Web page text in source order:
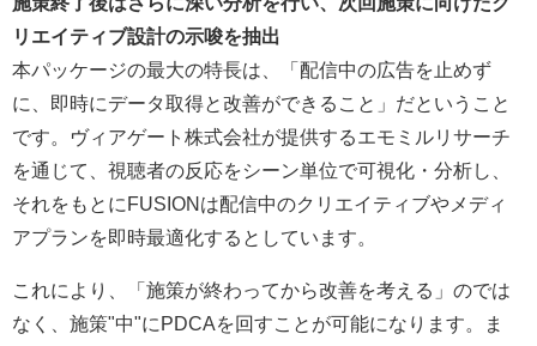
リエイティブ設計の示唆を抽出
本パッケージの最大の特長は、「配信中の広告を止めず
に、即時にデータ取得と改善ができること」だということ
です。ヴィアゲート株式会社が提供するエモミルリサーチ
を通じて、視聴者の反応をシーン単位で可視化・分析し、
それをもとにFUSIONは配信中のクリエイティブやメディ
アプランを即時最適化するとしています。
これにより、「施策が終わってから改善を考える」のでは
なく、施策"中"にPDCAを回すことが可能になります。ま